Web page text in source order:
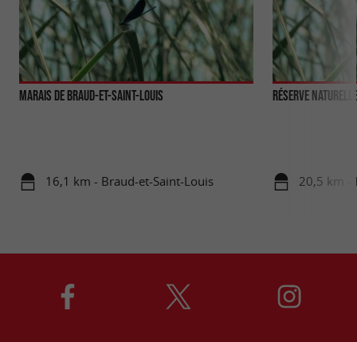
Marais de Braud-et-Saint-Louis
16,1 km - Braud-et-Saint-Louis
Réserve
20,5 km -